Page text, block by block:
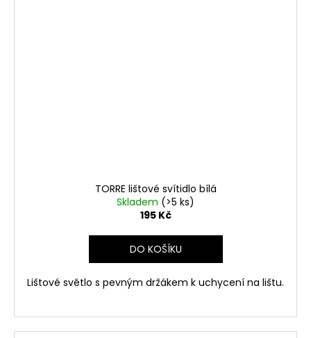
TORRE lištové svítidlo bílá
Skladem (>5 ks)
195 Kč
DO KOŠÍKU
Lištové světlo s pevným držákem k uchycení na lištu.